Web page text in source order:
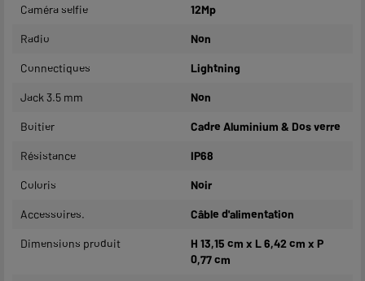
Caméra selfie 12Mp
Radio Non
Connectiques Lightning
Jack 3.5 mm Non
Boitier Cadre Aluminium & Dos verre
Résistance IP68
Coloris Noir
Accessoires. Câble d'alimentation
Dimensions produit
H 13,15 cm x L 6,42 cm x P
0,77 cm